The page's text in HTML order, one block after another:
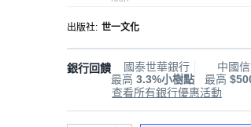
出版社: 世一文化
銀行回饋
國泰世華銀行
最高 3.3%小樹點
中國
最高
查看所有銀行優惠活動